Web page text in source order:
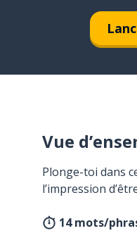
Vue
Plonge-toi dans
l’impression
14 mots/